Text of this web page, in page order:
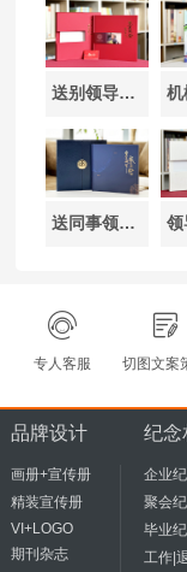
送别领导纪念相册定制方案-高端皮革精装留存珍贵回忆
送同事领导纪念相册礼物定制-高端纪念相册设计制作案例
专人客服 切图文案
品牌设计
画册+宣传册
精装宣传册
VI+LOGO
期刊杂志
纪念
企业
聚会
毕业
工作|